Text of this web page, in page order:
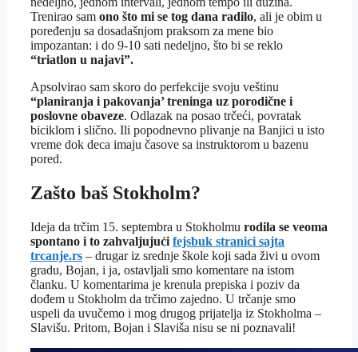
Trenirao sam ono što mi se tog dana radilo, ali je obim u
poređenju sa dosadašnjom praksom za mene bio
impozantan: i do 9-10 sati nedeljno, što bi se reklo
“triatlon u najavi”.
Apsolvirao sam skoro do perfekcije svoju veštinu
“planiranja i pakovanja’ treninga uz porodične i
poslovne obaveze. Odlazak na posao trčeći, povratak
biciklom i slično. Ili popodnevno plivanje na Banjici u isto
vreme dok deca imaju časove sa instruktorom u bazenu
pored.
Zašto baš Stokholm?
Ideja da trčim 15. septembra u Stokholmu rodila se veoma
spontano i to zahvaljujući fejsbuk stranici sajta
trcanje.rs – drugar iz srednje škole koji sada živi u ovom
gradu, Bojan, i ja, ostavljali smo komentare na istom
članku. U komentarima je krenula prepiska i poziv da
dođem u Stokholm da trčimo zajedno. U trčanje smo
uspeli da uvučemo i mog drugog prijatelja iz Stokholma –
Slavišu. Pritom, Bojan i Slaviša nisu se ni poznavali!